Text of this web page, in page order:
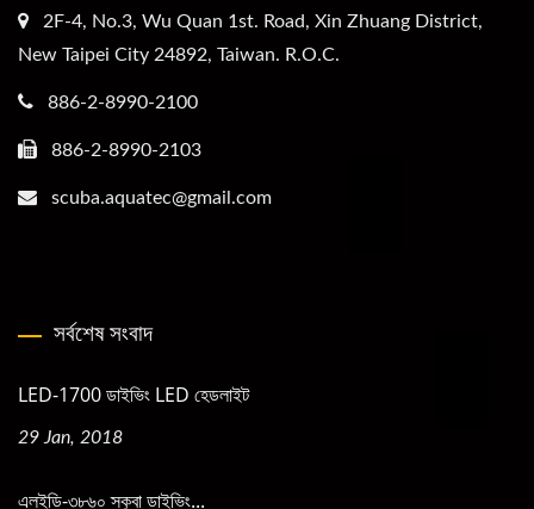
2F-4, No.3, Wu Quan 1st. Road, Xin Zhuang District,
New Taipei City 24892, Taiwan. R.O.C.
886-2-8990-2100
886-2-8990-2103
scuba.aquatec@gmail.com
সর্বশেষ সংবাদ
LED-1700 ডাইভিং LED হেডলাইট
29 Jan, 2018
এলইডি-৩৮৬০ স্কুবা ডাইভিং...